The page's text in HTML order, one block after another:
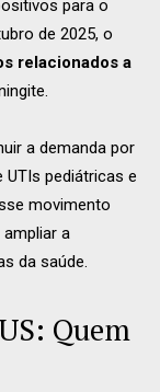
para o
de 2025, o
relacionados a
a demanda por
pediátricas e
movimento
a
da saúde.
Quem